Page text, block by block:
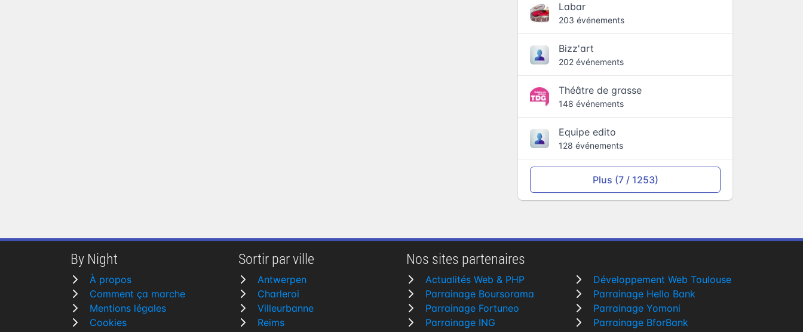
Labar
203 événements
Bizz'art
202 événements
Théâtre de grasse
148 événements
Equipe edito
128 événements
Plus (7 / 1253)
By Night
À propos
Comment ça marche
Mentions légales
Cookies
Sortir par ville
Antwerpen
Charleroi
Villeurbanne
Reims
Nos sites partenaires
Actualités Web & PHP
Parrainage Boursorama
Parrainage Fortuneo
Parrainage ING
Développement Web Toulouse
Parrainage Hello Bank
Parrainage Yomoni
Parrainage BforBank